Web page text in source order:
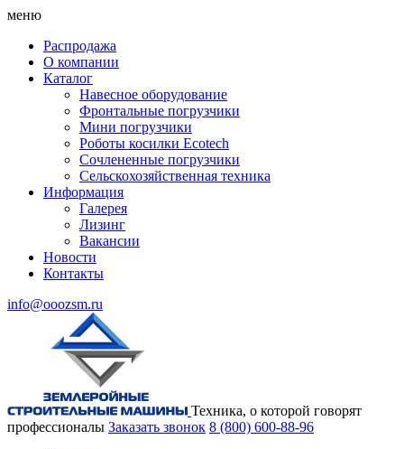
меню
Распродажа
О компании
Каталог
Навесное оборудование
Фронтальные погрузчики
Мини погрузчики
Роботы косилки Ecotech
Сочлененные погрузчики
Сельскохозяйственная техника
Информация
Галерея
Лизинг
Вакансии
Новости
Контакты
info@ooozsm.ru
Техника, о которой говорят
профессионалы Заказать звонок 8 (800) 600-88-96